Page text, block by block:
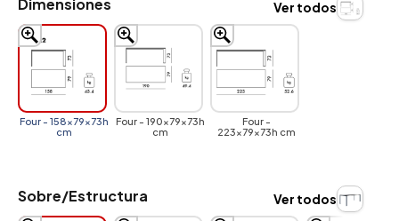
Dimensiones
Four - 158x79x73h
cm
Four - 190x79x73h
cm
Four -
223x79x73h cm
Ver todos
Sobre/Estructura Ver todos